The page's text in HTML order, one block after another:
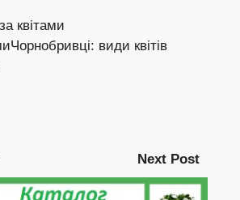
квітами
Чорнобривці: види квітів
Next Post